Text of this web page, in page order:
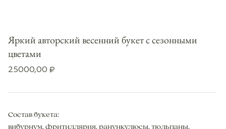
Яркий авторский весенний букет с сезонными
цветами
25000,00 ₽
Состав букета:
вибурнум, фритиллярия, ранункулюсы, тюльпаны,